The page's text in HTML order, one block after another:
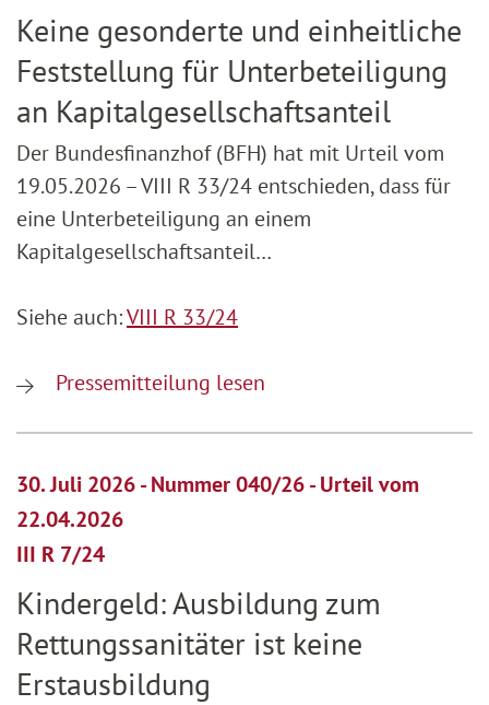
Keine gesonderte und einheitliche
Feststellung für Unterbeteiligung
an Kapitalgesellschaftsanteil
Der Bundesfinanzhof (BFH) hat mit Urteil vom
19.05.2026 – VIII R 33/24 entschieden, dass für
eine Unterbeteiligung an einem
Kapitalgesellschaftsanteil…
Siehe auch:VIII R 33/24
Pressemitteilung lesen
30. Juli 2026 - Nummer 040/26 - Urteil vom
22.04.2026
III R 7/24
Kindergeld: Ausbildung zum
Rettungssanitäter ist keine
Erstausbildung